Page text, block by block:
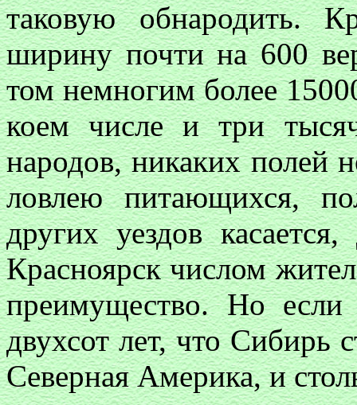
таковую обнародить.
ширину почти на 600
том немногим более
коем числе и три
народов, никаких
ловлею питающихся,
других уездов
Красноярск числом
преимущество. Но
двухсот лет, что Сибирь
Северная Америка, и